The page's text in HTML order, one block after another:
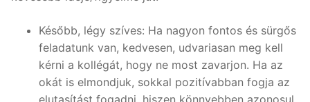
Később, légy szíves: Ha nagyon fontos és sürgős
feladatunk van, kedvesen, udvariasan meg kell
kérni a kollégát, hogy ne most zavarjon. Ha az
okát is elmondjuk, sokkal pozitívabban fogja az
elutasítást fogadni, hiszen könnyebben azonosul